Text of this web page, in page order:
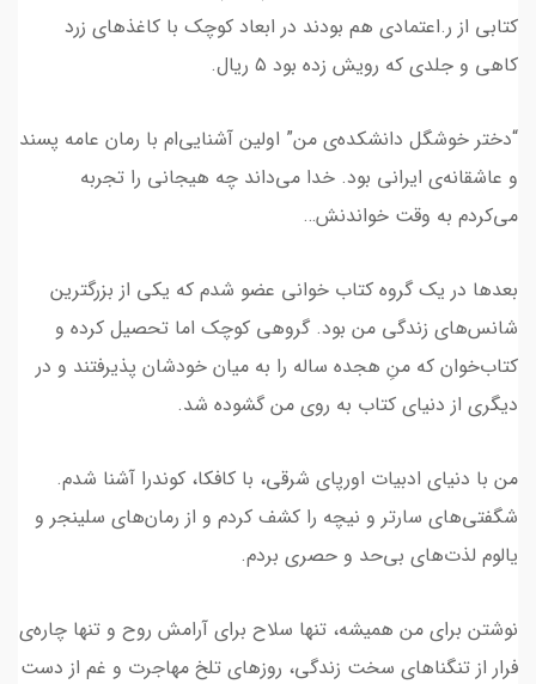
کتابی از ر.اعتمادی هم بودند در ابعاد کوچک با کاغذهای زرد
کاهی و جلدی که رویش زده بود ۵ ریال.
“دختر خوشگل دانشکده‌ی من” اولین آشنایی‌ام با رمان عامه پسند
و عاشقانه‌ی ایرانی بود. خدا می‌داند چه هیجانی را تجربه
می‌کردم به وقت خواندنش…
بعدها در یک گروه کتاب خوانی عضو شدم که یکی از بزرگترین
شانس‌های زندگی من بود. گروهی کوچک اما تحصیل کرده و
کتاب‌خوان که منِ هجده ساله را به میان خودشان پذیرفتند و در
دیگری از دنیای کتاب به روی من گشوده شد.
من با دنیای ادبیات اورپای شرقی، با کافکا، کوندرا آشنا شدم.
شگفتی‌های سارتر و نیچه را کشف کردم و از رمان‌های سلینجر و
یالوم لذت‌های بی‌حد و حصری بردم.
نوشتن برای من همیشه، تنها سلاح برای آرامش روح و تنها چاره‌ی
فرار از تنگناهای سخت زندگی، روزهای تلخ مهاجرت و غم از دست